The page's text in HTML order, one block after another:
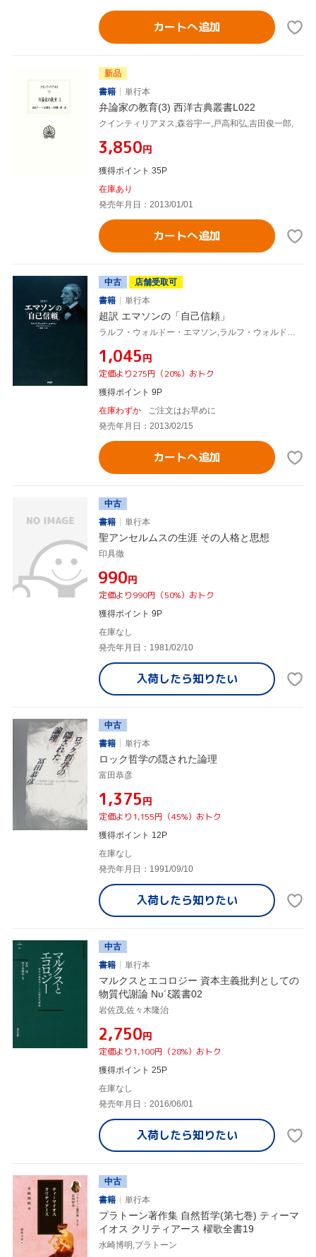
カートへ追加
新品
書籍
単行本
弁論家の教育(3) 西洋古典叢書L022
クインティリアヌス,森谷宇一,戸高和弘,吉田俊一郎,
¥3,850円
獲得ポイント 35P
在庫あり
発売年月日：2013/01/01
カートへ追加
中古
店舗受取可
書籍
単行本
超訳 エマソンの「自己信頼」
ラルフ・ウォルドー・エマソン,ラルフ・ウォルドーエマソン,三浦和子
¥1,045円
定価より275円（20%）おトク
獲得ポイント 9P
在庫わずか
ご注文はお早めに
発売年月日：2013/02/15
カートへ追加
中古
書籍
単行本
聖アンセルムスの生涯 その人格と思想
印具徹
¥990円
定価より990円（50%）おトク
獲得ポイント 9P
在庫なし
発売年月日：1981/02/10
入荷したら知りたい
中古
書籍
単行本
ロック哲学の隠された論理
富田恭彦
¥1,375円
定価より1,155円（45%）おトク
獲得ポイント 12P
在庫なし
発売年月日：1991/09/10
入荷したら知りたい
中古
書籍
単行本
マルクスとエコロジー 資本主義批判としての
物質代謝論 Νυ´ξ叢書02
岩佐茂,佐々木隆治
¥2,750円
定価より1,100円（28%）おトク
獲得ポイント 25P
在庫なし
発売年月日：2016/06/01
入荷したら知りたい
中古
書籍
単行本
プラトーン著作集 自然哲学(第七巻) ティーマ
イオス クリティアース 櫂歌全書19
水崎博明,プラトーン